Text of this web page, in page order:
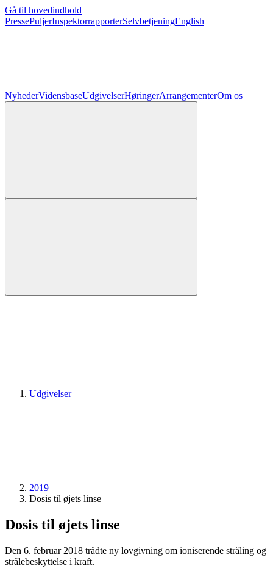
Gå til hovedindhold
PressePuljerInspektorrapporterSelvbetjeningEnglish
NyhederVidensbaseUdgivelserHøringerArrangementerOm os
Udgivelser
2019
Dosis til øjets linse
Dosis til øjets linse
Den 6. februar 2018 trådte ny lovgivning om ioniserende stråling og
strålebeskyttelse i kraft.